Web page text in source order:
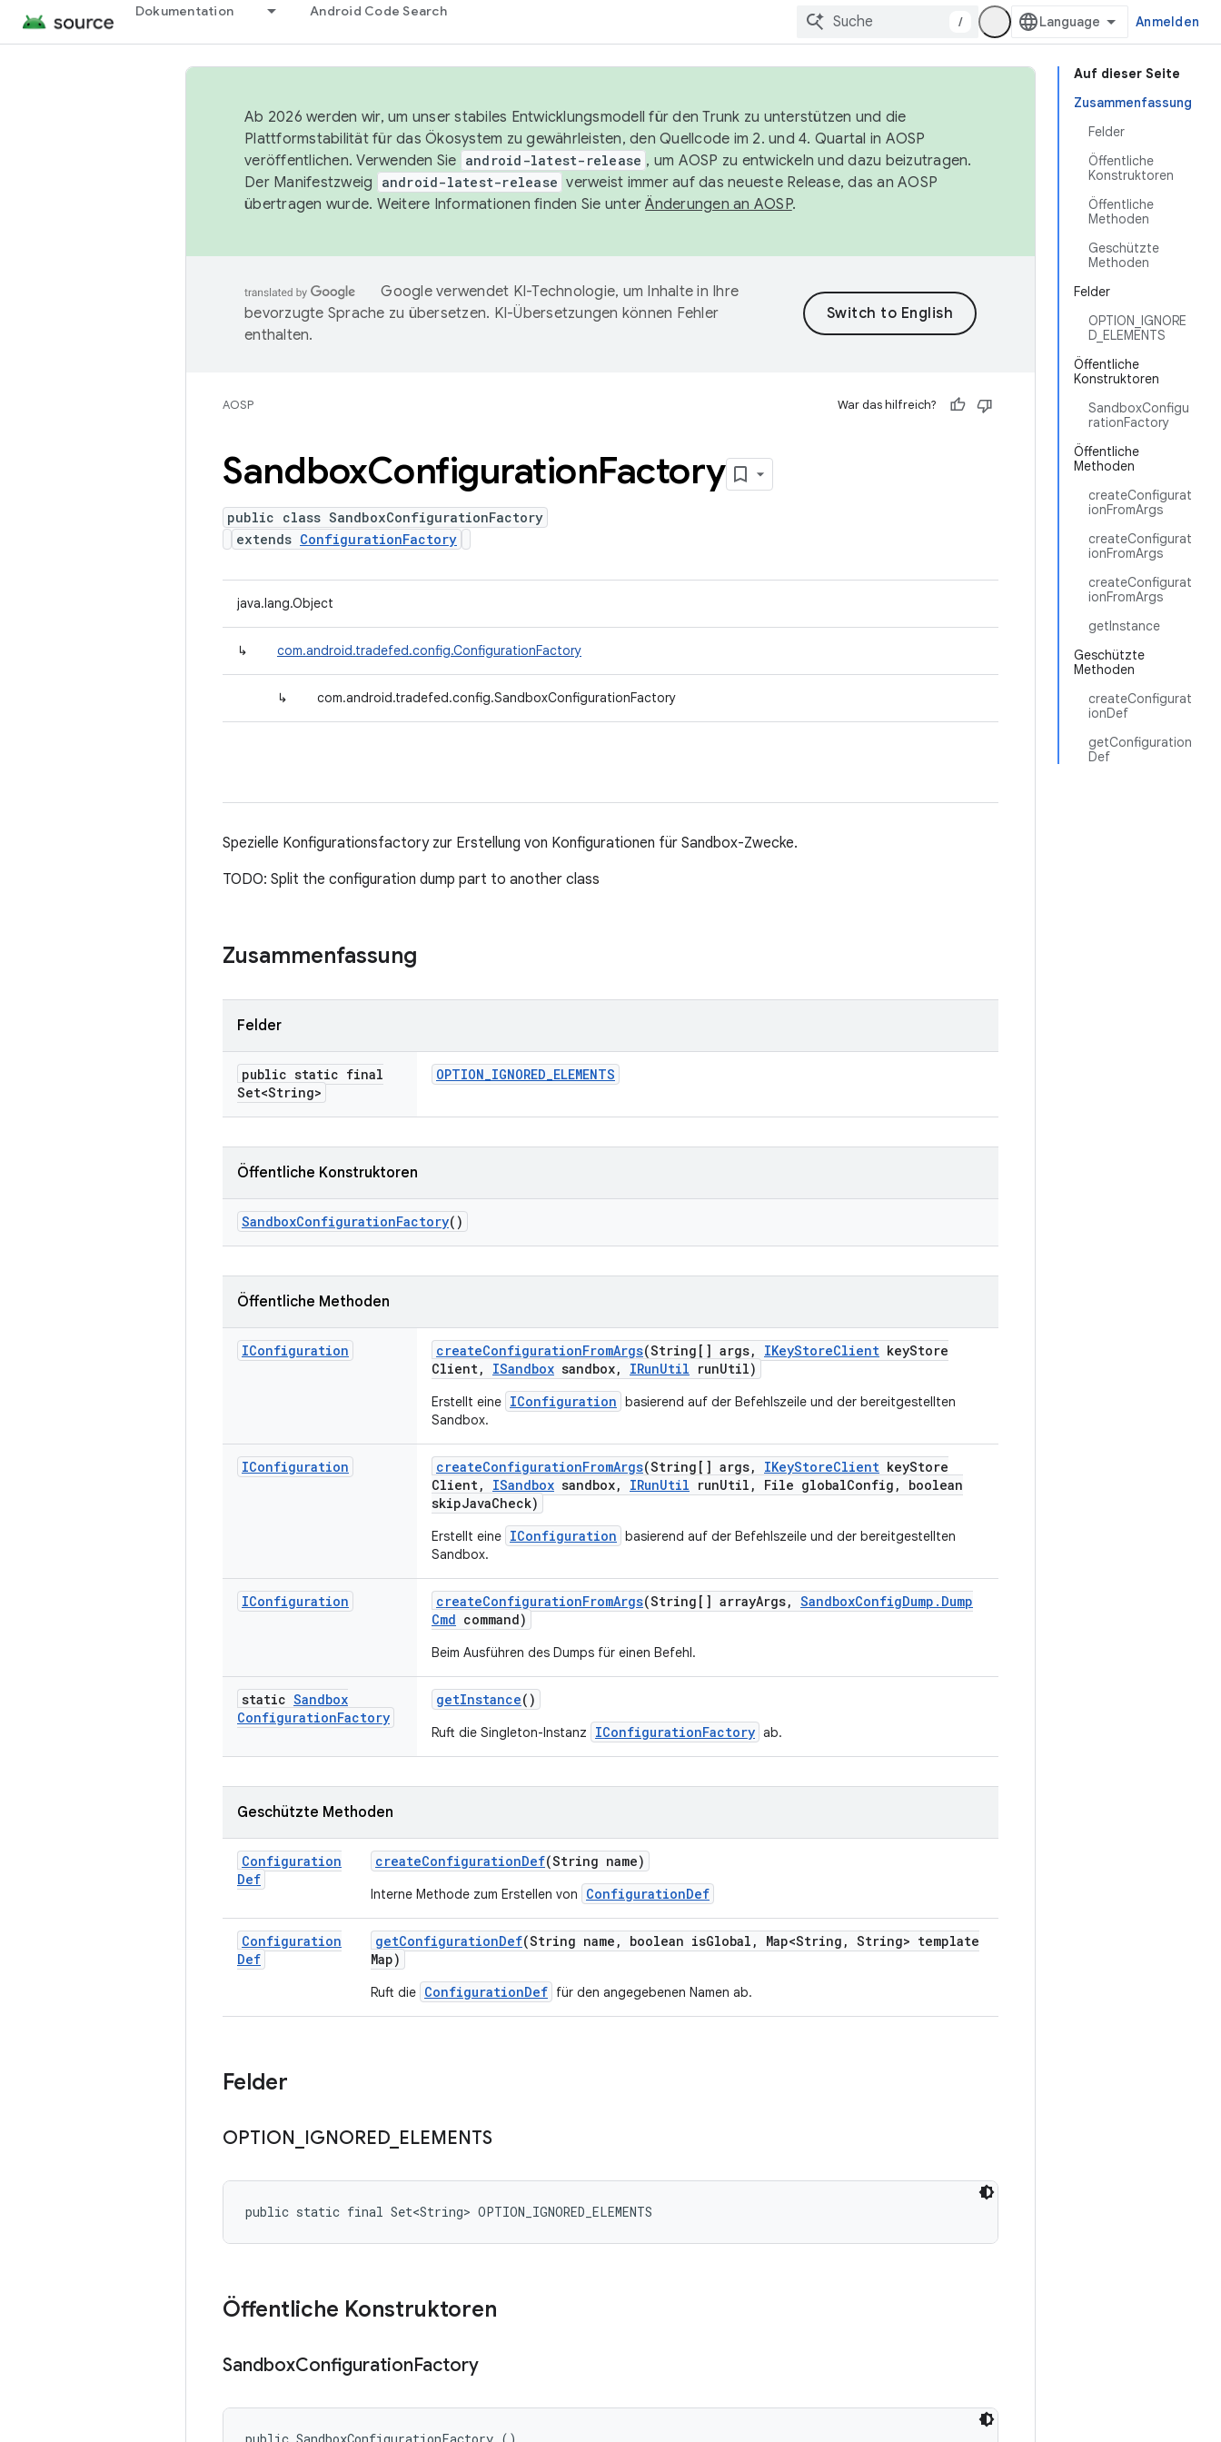
Dokumentation Android Code Search
/ Anmelden
Auf dieser Seite
Zusammenfassung
Felder
Öffentliche
Konstruktoren
Öffentliche
Methoden
Geschützte
Methoden
Felder
OPTION_IGNORE
D_ELEMENTS
Öffentliche
Konstruktoren
SandboxConfigu
rationFactory
Öffentliche
Methoden
createConfigurat
ionFromArgs
createConfigurat
ionFromArgs
createConfigurat
ionFromArgs
getInstance
Geschützte
Methoden
createConfigurat
ionDef
getConfiguration
Def
Ab 2026 werden wir, um unser stabiles Entwicklungsmodell für den Trunk zu unterstützen und die
Plattformstabilität für das Ökosystem zu gewährleisten, den Quellcode im 2. und 4. Quartal in AOSP
veröffentlichen. Verwenden Sie android-latest-release , um AOSP zu entwickeln und dazu beizutragen.
Der Manifestzweig
android-latest-release verweist immer auf das neueste Release, das an AOSP
übertragen wurde. Weitere Informationen finden Sie unterÄnderungen an AOSP.
Google verwendet KI-Technologie, um Inhalte in Ihre
bevorzugte Sprache zu übersetzen. KI-Übersetzungen können Fehler
enthalten.
AOSP War das hilfreich?
SandboxConfigurationFactory
public class SandboxConfigurationFactory
extends ConfigurationFactory
java.lang.Object
↳ com.android.tradefed.config.ConfigurationFactory
↳ com.android.tradefed.config.SandboxConfigurationFactory
Spezielle Konfigurationsfactory zur Erstellung von Konfigurationen für Sandbox-Zwecke.
TODO: Split the configuration dump part to another class
Zusammenfassung
Felder
public static final
Set<String>
OPTION_IGNORED_ELEMENTS
Öffentliche Konstruktoren
SandboxConfigurationFactory()
Öffentliche Methoden
IConfiguration createConfigurationFromArgs(String[] args, IKeyStoreClient keyStore
Client, ISandbox sandbox, IRunUtil runUtil)
Erstellt eine IConfiguration basierend auf der Befehlszeile und der bereitgestellten
Sandbox.
IConfiguration createConfigurationFromArgs(String[] args, IKeyStoreClient keyStore
Client, ISandbox sandbox, IRunUtil runUtil , File globalConfig ,
boolean
skipJavaCheck)
Erstellt eine IConfiguration basierend auf der Befehlszeile und der bereitgestellten
Sandbox.
IConfiguration createConfigurationFromArgs(String[] arrayArgs, SandboxConfigDump . Dump
Cmd command)
Beim Ausführen des Dumps für einen Befehl.
static Sandbox
ConfigurationFactory
getInstance()
Ruft die Singleton-Instanz IConfigurationFactory ab.
Geschützte Methoden
Configuration
Def
createConfigurationDef(String name)
Interne Methode zum Erstellen von ConfigurationDef
Configuration
Def
getConfigurationDef(String name , boolean isGlobal , Map<String , String> template
Map)
Ruft die ConfigurationDef für den angegebenen Namen ab.
Felder
OPTION IGNORED ELEMENTS
public static final Set<String> OPTION_IGNORED_ELEMENTS
Öffentliche Konstruktoren
SandboxConfigurationFactory